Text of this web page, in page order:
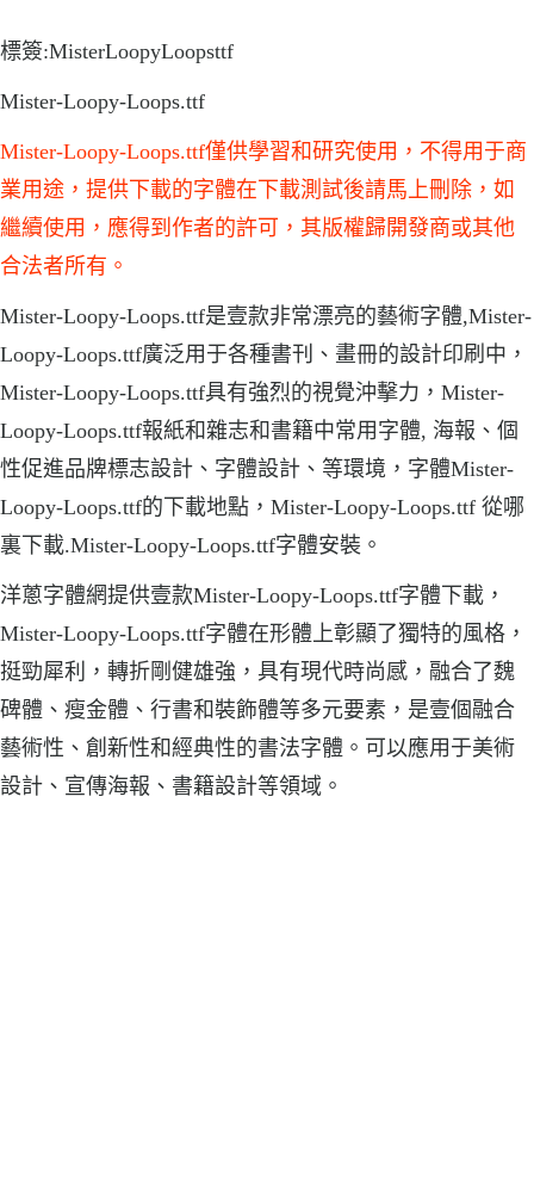
標簽:MisterLoopyLoopsttf
Mister-Loopy-Loops.ttf
Mister-Loopy-Loops.ttf僅供學習和研究使用，不得用于商
業用途，提供下載的字體在下載測試後請馬上刪除，如
繼續使用，應得到作者的許可，其版權歸開發商或其他
合法者所有。
Mister-Loopy-Loops.ttf是壹款非常漂亮的藝術字體,Mister-
Loopy-Loops.ttf廣泛用于各種書刊、畫冊的設計印刷中，
Mister-Loopy-Loops.ttf具有強烈的視覺沖擊力，Mister-
Loopy-Loops.ttf報紙和雜志和書籍中常用字體, 海報、個
性促進品牌標志設計、字體設計、等環境，字體Mister-
Loopy-Loops.ttf的下載地點，Mister-Loopy-Loops.ttf 從哪
裏下載.Mister-Loopy-Loops.ttf字體安裝。
洋蔥字體網提供壹款Mister-Loopy-Loops.ttf字體下載，
Mister-Loopy-Loops.ttf字體在形體上彰顯了獨特的風格，
挺勁犀利，轉折剛健雄強，具有現代時尚感，融合了魏
碑體、瘦金體、行書和裝飾體等多元要素，是壹個融合
藝術性、創新性和經典性的書法字體。可以應用于美術
設計、宣傳海報、書籍設計等領域。